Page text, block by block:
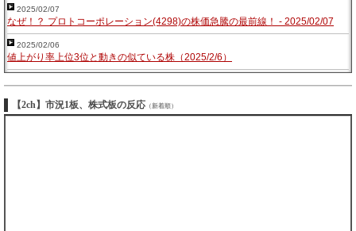
2025/02/07
なぜ！？ プロトコーポレーション(4298)の株価急騰の最前線！ - 2025/02/07
2025/02/06
値上がり率上位3位と動きの似ている株（2025/2/6）
【2ch】市況1板、株式板の反応 （新着順）